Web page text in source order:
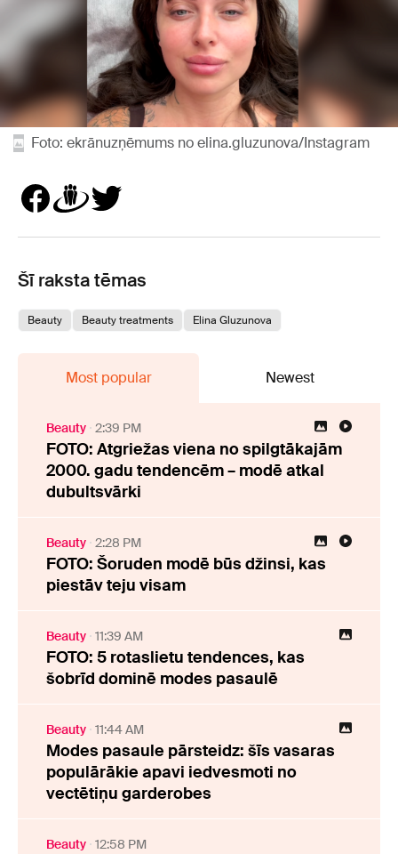
Foto: ekrānuzņēmums no elina.gluzunova/Instagram
Šī raksta tēmas
Beauty Beauty treatments Elina Gluzunova
Most popular Newest
Beauty 2:39 PM
FOTO: Atgriežas viena no spilgtākajām
2000. gadu tendencēm – modē atkal
dubultsvārki
Beauty 2:28 PM
FOTO: Šoruden modē būs džinsi, kas
piestāv teju visam
Beauty 11:39 AM
FOTO: 5 rotaslietu tendences, kas
šobrīd dominē modes pasaulē
Beauty 11:44 AM
Modes pasaule pārsteidz: šīs vasaras
populārākie apavi iedvesmoti no
vectētiņu garderobes
Beauty 12:58 PM